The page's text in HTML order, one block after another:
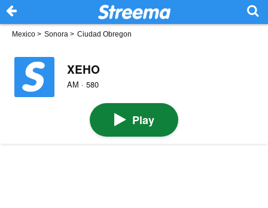
Mexico > Sonora > Ciudad Obregon
XEHO
AM · 580
Play